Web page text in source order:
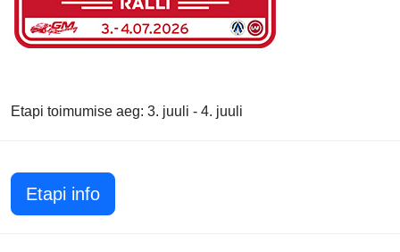
Etapi toimumise aeg: 3. juuli - 4. juuli
Etapi info